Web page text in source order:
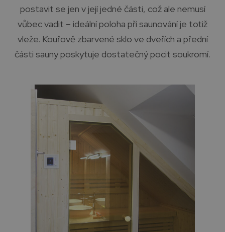
postavit se jen v její jedné části, což ale nemusí
vůbec vadit – ideální poloha při saunování je totiž
vleže. Kouřově zbarvené sklo ve dveřích a přední
části sauny poskytuje dostatečný pocit soukromí.